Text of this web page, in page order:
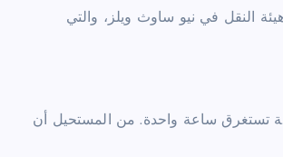
النقل في نيو ساوث ويلز، والتي
تستغرق ساعة واحدة. من المستحيل أن